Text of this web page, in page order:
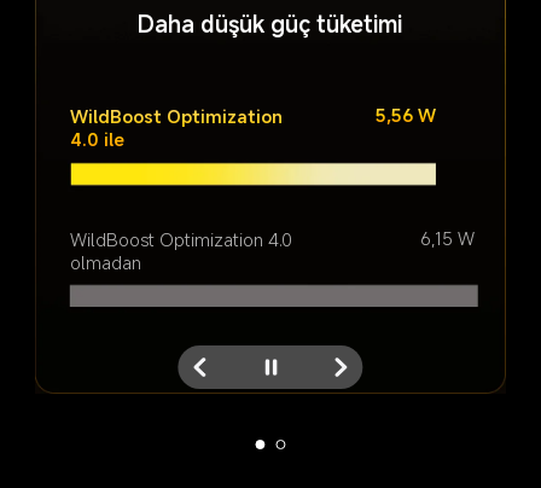
Daha düşük güç tüketimi
WildBoost Optimization
4.0 ile
5,56 W
WildBoost Optimization 4.0
olmadan
6,15 W